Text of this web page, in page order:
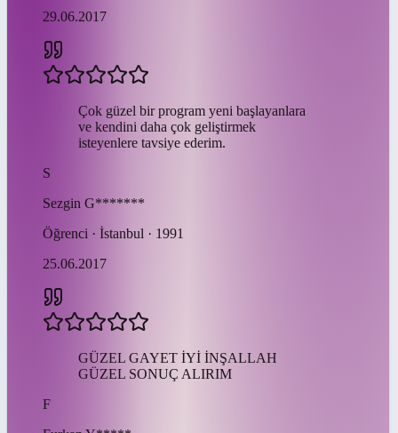
29.06.2017
Çok güzel bir program yeni başlayanlara
ve kendini daha çok geliştirmek
isteyenlere tavsiye ederim.
S
Sezgin G*******
Öğrenci · İstanbul · 1991
25.06.2017
GÜZEL GAYET İYİ İNŞALLAH
GÜZEL SONUÇ ALIRIM
F